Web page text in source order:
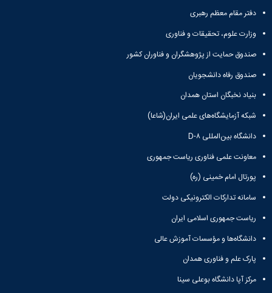
دفتر مقام معظم رهبری
وزارت علوم، تحقیقات و فناوری
صندوق حمایت از پژوهشگران و فناوران کشور
صندوق رفاه دانشجویان
بنیاد نخبگان استان همدان
شبکه آزمایشگاه‌های علمی ایران(شاعا)
دانشگاه بین‌المللی D-۸
معاونت علمی فناوری ریاست جمهوری
پورتال امام خمینی (ره)
سامانه تدارکات الکترونیکی دولت
ریاست جمهوری اسلامی ایران
دانشگاه‌ها و مؤسسات آموزش عالی
پارک علم و فناوری همدان
مرکز آپا دانشگاه بوعلی سینا